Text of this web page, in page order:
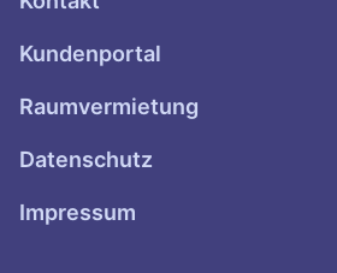
Kundenportal
Raumvermietung
Datenschutz
Impressum